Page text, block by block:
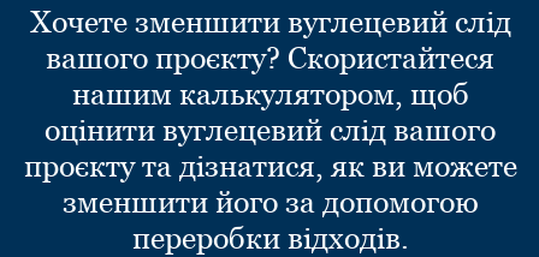
Хочете зменшити вуглецевий слід
вашого проєкту? Скористайтеся
нашим калькулятором, щоб
оцінити вуглецевий слід вашого
проєкту та дізнатися, як ви можете
зменшити його за допомогою
переробки відходів.